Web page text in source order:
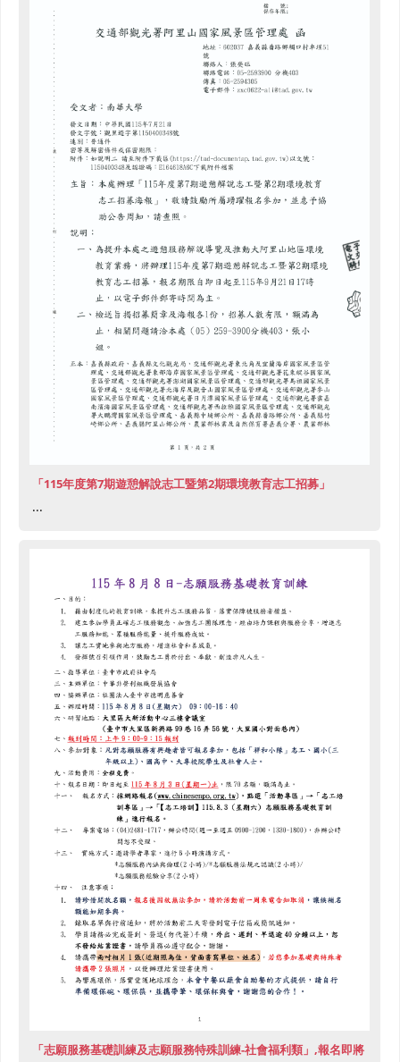
「115年度第7期遊憩解說志工暨第2期環境教育志工招募」
...
「志願服務基礎訓練及志願服務特殊訓練-社會福利類」,報名即將